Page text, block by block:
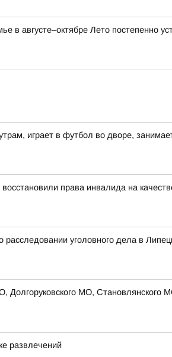
в августе–октябре Лето постепенно
играет в футбол во дворе,
права инвалида на
уголовного дела в
Долгоруковского МО,
развлечений